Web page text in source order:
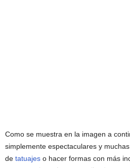
Como se muestra en la imagen a
simplemente espectaculares y
de tatuajes o hacer formas con más